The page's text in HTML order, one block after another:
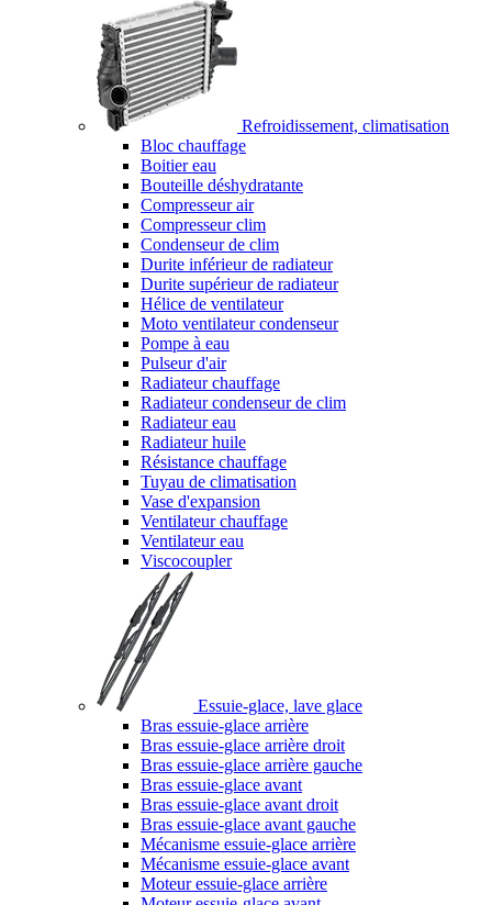
Refroidissement, climatisation
Bloc chauffage
Boitier eau
Bouteille déshydratante
Compresseur air
Compresseur clim
Condenseur de clim
Durite inférieur de radiateur
Durite supérieur de radiateur
Hélice de ventilateur
Moto ventilateur condenseur
Pompe à eau
Pulseur d'air
Radiateur chauffage
Radiateur condenseur de clim
Radiateur eau
Radiateur huile
Résistance chauffage
Tuyau de climatisation
Vase d'expansion
Ventilateur chauffage
Ventilateur eau
Viscocoupler
Essuie-glace, lave glace
Bras essuie-glace arrière
Bras essuie-glace arrière droit
Bras essuie-glace arrière gauche
Bras essuie-glace avant
Bras essuie-glace avant droit
Bras essuie-glace avant gauche
Mécanisme essuie-glace arrière
Mécanisme essuie-glace avant
Moteur essuie-glace arrière